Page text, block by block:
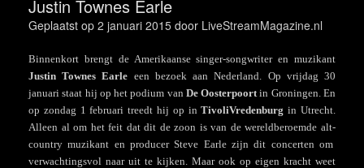
Justin Townes Earle
Geplaatst op 2 januari 2015 door LiveStreamMagazine.nl
Binnenkort brengt de Amerikaanse singer-songwriter en muzikant
Justin Townes Earle een bezoek aan Nederland. Op vrijdag 30
januari staat hij op het podium van De Oosterpoort in Groningen. En
op zondag 1 februari treedt hij op inTivoliVredenburg in Utrecht.
Alleen al om het feit dat dit de zoon is van de wereldberoemde alt-
country muzikant en producer Steve Earle zijn dit concerten om
verwachtingsvol naar uit te kijken. Maar ook op eigen kracht weet